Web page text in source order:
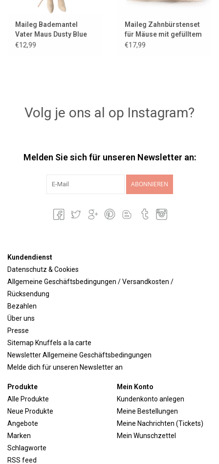
Maileg Bademantel
Vater Maus Dusty Blue
€12,99
Maileg Zahnbürstenset
für Mäuse mit gefülltem
Kulturbeutel / Koralle
€17,99
Volg je ons al op Instagram?
Melden Sie sich für unseren Newsletter an:
ABONNIEREN
Kundendienst
Datenschutz & Cookies
Allgemeine Geschäftsbedingungen / Versandkosten /
Rücksendung
Bezahlen
Über uns
Presse
Sitemap Knuffels a la carte
Newsletter Allgemeine Geschäftsbedingungen
Melde dich für unseren Newsletter an
Produkte
Alle Produkte
Neue Produkte
Angebote
Marken
Schlagworte
RSS feed
Mein Konto
Kundenkonto anlegen
Meine Bestellungen
Meine Nachrichten (Tickets)
Mein Wunschzettel